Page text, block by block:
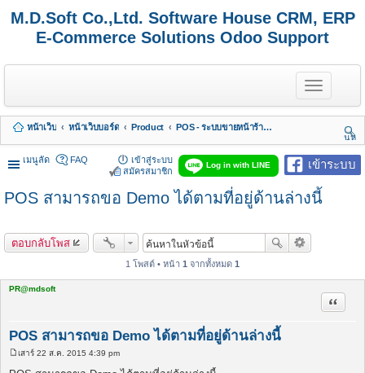
M.D.Soft Co.,Ltd. Software House CRM, ERP
E-Commerce Solutions Odoo Support
T
o
g
e
n
a
i
g
หน้าเว็บ หน้าเว็บบอร์ด Product
POS - ระบบขายหน้าร้านสำหรับร้านค้าที่มีหลายสาขา
นห
า
เมนูลัด
เข้าระบบ
Log in with LINE
FAQ
เข้าสู่ระบบ
สมัครสมาชิก
POS สามารถขอ Demo ได้ตามที่อยู่ด้านล่างนี้
ตอบกลับโพส
1 โพสต์ • หน้า 1 จากทั้งหมด 1
PR@mdsoft
POS สามารถขอ Demo ได้ตามที่อยู่ด้านล่างนี้
อ้างคำ
พ
เสาร์ 22 ส.ค. 2015 4:39 pm